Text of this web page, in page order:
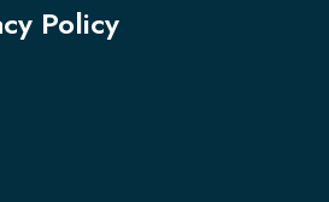
Policy